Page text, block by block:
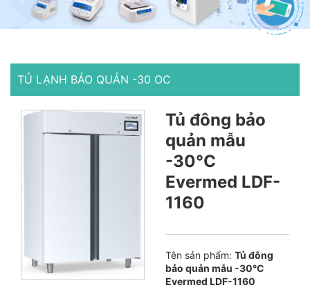
TỦ LẠNH BẢO QUẢN -30 OC
Tủ đông bảo
quản mẫu
-30°C
Evermed LDF-
1160
Tên sản phẩm: Tủ đông
bảo quản mẫu -30°C
Evermed LDF-1160